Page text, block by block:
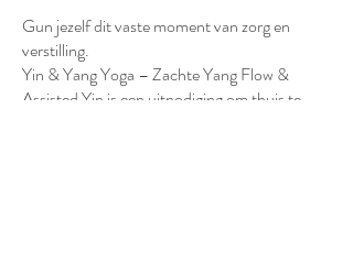
Gun jezelf dit vaste moment van zorg en
verstilling.
Yin & Yang Yoga – Zachte Yang Flow &
Assisted Yin is een uitnodiging om thuis te